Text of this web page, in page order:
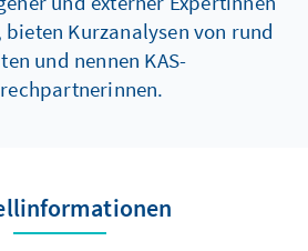
bieten Kurzanalysen von rund
und nennen KAS-